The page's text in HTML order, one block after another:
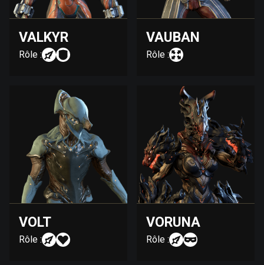
VALKYR
Rôle :
VAUBAN
Rôle :
VOLT
Rôle :
VORUNA
Rôle :